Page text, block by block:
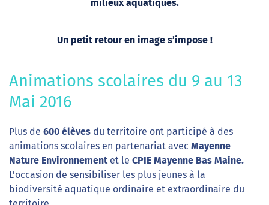
milieux aquatiques.
Un petit retour en image s’impose !
Animations scolaires du 9 au 13
Mai 2016
Plus de 600 élèves du territoire ont participé à des
animations scolaires en partenariat avec Mayenne
Nature Environnement et le CPIE Mayenne Bas Maine.
L’occasion de sensibiliser les plus jeunes à la
biodiversité aquatique ordinaire et extraordinaire du